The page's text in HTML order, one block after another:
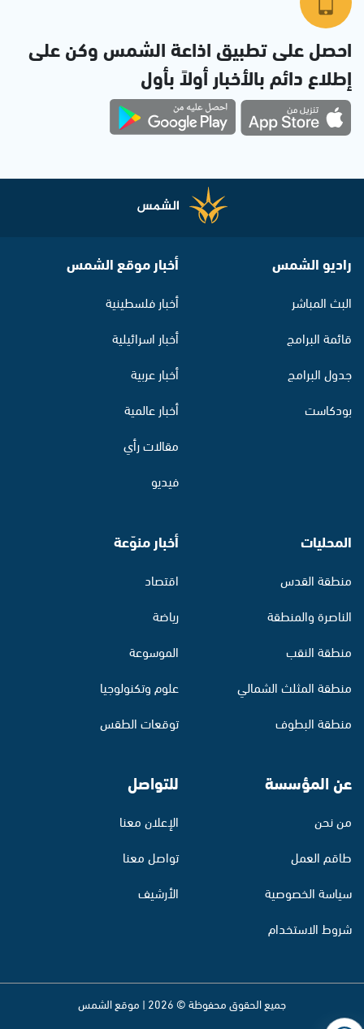
احصل على تطبيق اذاعة الشمس وكن على
إطلاع دائم بالأخبار أولاً بأول
راديو الشمس
البث المباشر
قائمة البرامج
جدول البرامج
بودكاست
أخبار موقع الشمس
أخبار فلسطينية
أخبار اسرائيلية
أخبار عربية
أخبار عالمية
مقالات رأي
فيديو
المحليات
منطقة القدس
الناصرة والمنطقة
منطقة النقب
منطقة المثلث الشمالي
منطقة البطوف
أخبار منوّعة
اقتصاد
رياضة
الموسوعة
علوم وتكنولوجيا
توقعات الطقس
عن المؤسسة
من نحن
طاقم العمل
سياسة الخصوصية
شروط الاستخدام
للتواصل
الإعلان معنا
تواصل معنا
الأرشيف
جميع الحقوق محفوظة © 2026 | موقع الشمس